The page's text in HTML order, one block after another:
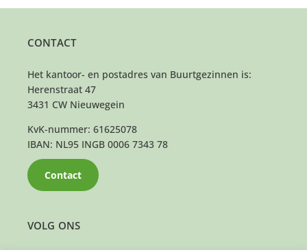
VOLG ONS
CONTACT
Het kantoor- en postadres van Buurtgezinnen is:
Herenstraat 47
3431 CW Nieuwegein
KvK-nummer: 61625078
IBAN: NL95 INGB 0006 7343 78
Contact